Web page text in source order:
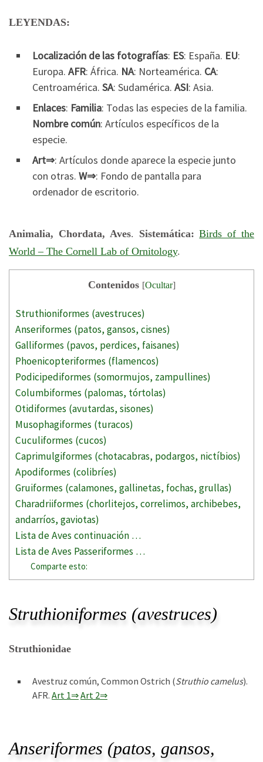
LEYENDAS:
Localización de las fotografías: ES: España. EU:
Europa. AFR: África. NA: Norteamérica. CA:
Centroamérica. SA: Sudamérica. ASI: Asia.
Enlaces: Familia: Todas las especies de la familia.
Nombre común: Artículos específicos de la
especie.
Art⇒: Artículos donde aparece la especie junto
con otras. W⇒: Fondo de pantalla para
ordenador de escritorio.
Animalia, Chordata, Aves. Sistemática: Birds of the
World – The Cornell Lab of Ornitology.
Contenidos [Ocultar]
Struthioniformes (avestruces)
Anseriformes (patos, gansos, cisnes)
Galliformes (pavos, perdices, faisanes)
Phoenicopteriformes (flamencos)
Podicipediformes (somormujos, zampullines)
Columbiformes (palomas, tórtolas)
Otidiformes (avutardas, sisones)
Musophagiformes (turacos)
Cuculiformes (cucos)
Caprimulgiformes (chotacabras, podargos, nictíbios)
Apodiformes (colibríes)
Gruiformes (calamones, gallinetas, fochas, grullas)
Charadriiformes (chorlitejos, correlimos, archibebes,
andarríos, gaviotas)
Lista de Aves continuación …
Lista de Aves Passeriformes …
Comparte esto:
Struthioniformes (avestruces)
Struthionidae
Avestruz común, Common Ostrich (Struthio camelus).
AFR. Art 1⇒Art 2⇒
Anseriformes (patos, gansos,